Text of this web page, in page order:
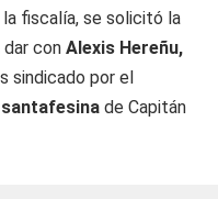
fiscalía, se solicitó la
con Alexis Hereñu,
sindicado por el
santafesina de Capitán